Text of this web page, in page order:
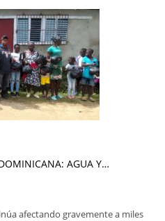
AGUA Y…
afectando gravemente a miles